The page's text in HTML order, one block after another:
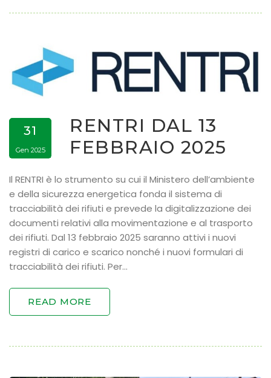
31
Gen 2025
RENTRI DAL 13
FEBBRAIO 2025
Il RENTRI è lo strumento su cui il Ministero dell’ambiente
e della sicurezza energetica fonda il sistema di
tracciabilità dei rifiuti e prevede la digitalizzazione dei
documenti relativi alla movimentazione e al trasporto
dei rifiuti. Dal 13 febbraio 2025 saranno attivi i nuovi
registri di carico e scarico nonché i nuovi formulari di
tracciabilità dei rifiuti. Per…
READ MORE